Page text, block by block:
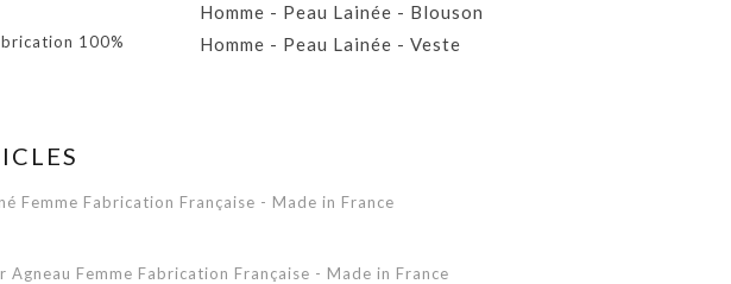
100%
Homme - Peau Lainée - Blouson
Homme - Peau Lainée - Veste
Femme - Peau lainée - Coupe Vent
Pantalon
Femme Fabrication Française - Made in France
Agneau Femme Fabrication Française - Made in France